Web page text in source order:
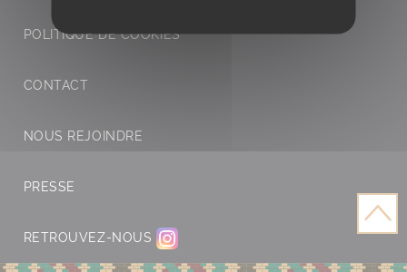
POLITIQUE DE COOKIES
CONTACT
NOUS REJOINDRE
PRESSE
RETROUVEZ-NOUS